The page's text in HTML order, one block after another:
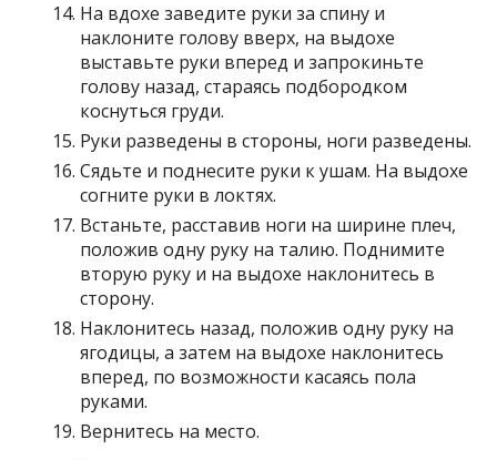
На вдохе заведите руки за спину и
наклоните голову вверх, на выдохе
выставьте руки вперед и запрокиньте
голову назад, стараясь подбородком
коснуться груди.
Руки разведены в стороны, ноги разведены.
Сядьте и поднесите руки к ушам. На выдохе
согните руки в локтях.
Встаньте, расставив ноги на ширине плеч,
положив одну руку на талию. Поднимите
вторую руку и на выдохе наклонитесь в
сторону.
Наклонитесь назад, положив одну руку на
ягодицы, а затем на выдохе наклонитесь
вперед, по возможности касаясь пола
руками.
Вернитесь на место.